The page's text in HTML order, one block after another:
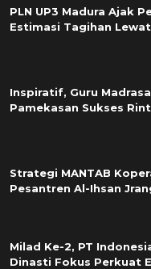
PLN UP3 Madura Ajak
Estimasi Tagihan
Inspiratif, Guru
Pamekasan Sukses
Strategi MANTAB
Pesantren Al-Ihsan
Milad Ke-2, PT
Dinasti Fokus Perkuat